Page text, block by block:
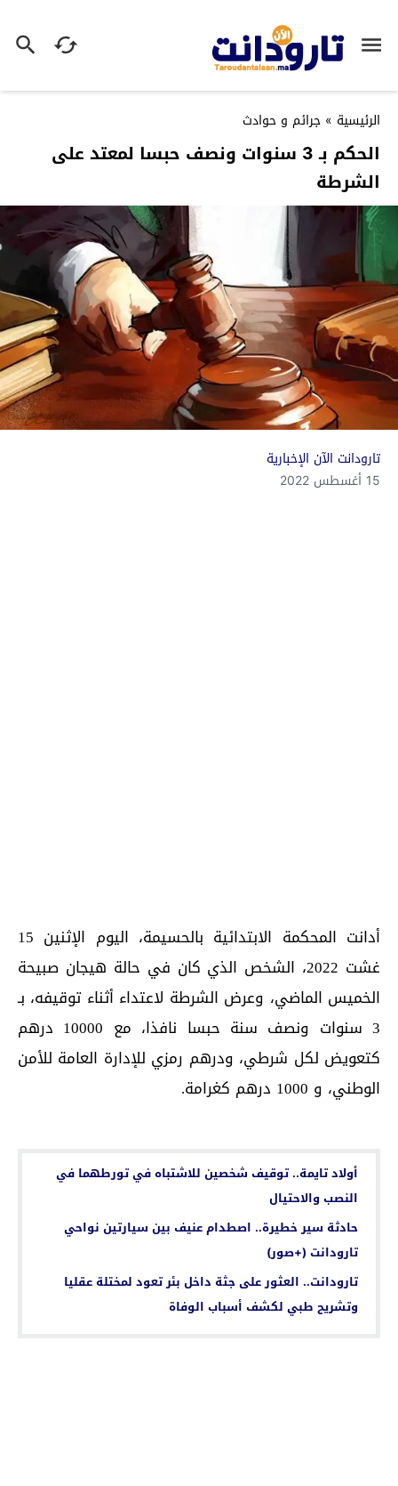
الرئيسية » جرائم و حوادث
الحكم بـ 3 سنوات ونصف حبسا لمعتد على
الشرطة
تارودانت الآن الإخبارية
15 أغسطس 2022
أدانت المحكمة الابتدائية بالحسيمة، اليوم الإثنين 15
غشت 2022، الشخص الذي كان في حالة هيجان صبيحة
الخميس الماضي، وعرض الشرطة لاعتداء أثناء توقيفه، بـ
3 سنوات ونصف سنة حبسا نافذا، مع 10000 درهم
كتعويض لكل شرطي، ودرهم رمزي للإدارة العامة للأمن
الوطني، و 1000 درهم كغرامة.
أولاد تايمة.. توقيف شخصين للاشتباه في تورطهما في
النصب والاحتيال
حادثة سير خطيرة.. اصطدام عنيف بين سيارتين نواحي
تارودانت (+صور)
تارودانت.. العثور على جثة داخل بئر تعود لمختلة عقليا
وتشريح طبي لكشف أسباب الوفاة